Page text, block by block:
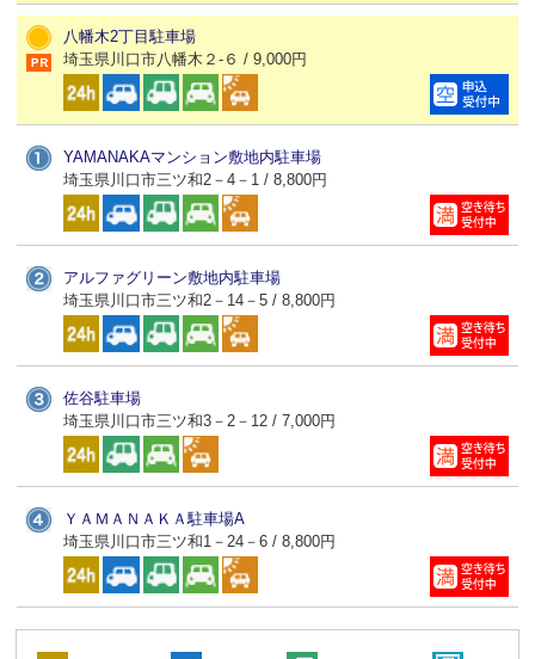
八幡木2丁目駐車場
埼玉県川口市八幡木２-６ / 9,000円
YAMANAKAマンション敷地内駐車場
埼玉県川口市三ツ和2－4－1 / 8,800円
アルファグリーン敷地内駐車場
埼玉県川口市三ツ和2－14－5 / 8,800円
佐谷駐車場
埼玉県川口市三ツ和3－2－12 / 7,000円
ＹＡＭＡＮＡＫＡ駐車場A
埼玉県川口市三ツ和1－24－6 / 8,800円